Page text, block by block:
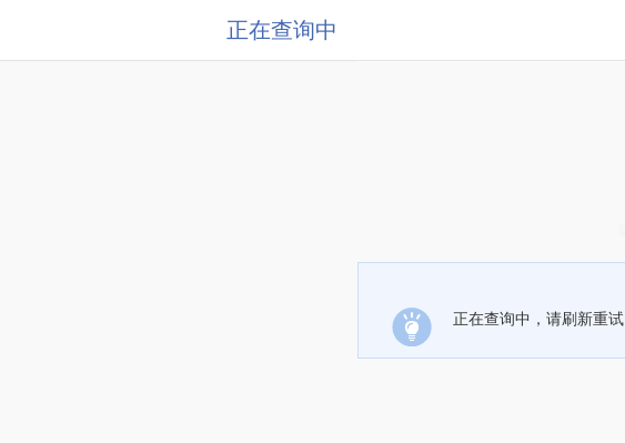
正在查询中
正在查询中，请刷新重试